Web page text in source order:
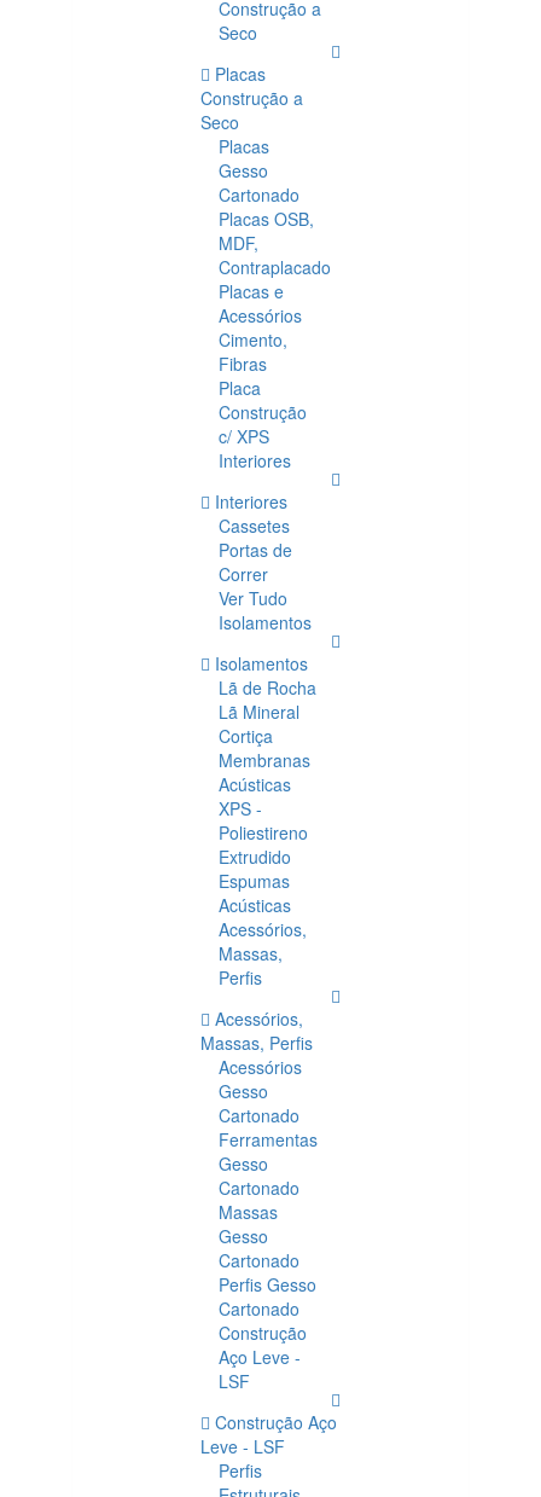
Construção a
Seco
Placas
Construção a
Seco
Placas
Gesso
Cartonado
Placas OSB,
MDF,
Contraplacado
Placas e
Acessórios
Cimento,
Fibras
Placa
Construção
c/ XPS
Interiores
Interiores
Cassetes
Portas de
Correr
Ver Tudo
Isolamentos
Isolamentos
Lã de Rocha
Lã Mineral
Cortiça
Membranas
Acústicas
XPS -
Poliestireno
Extrudido
Espumas
Acústicas
Acessórios,
Massas,
Perfis
Acessórios,
Massas, Perfis
Acessórios
Gesso
Cartonado
Ferramentas
Gesso
Cartonado
Massas
Gesso
Cartonado
Perfis Gesso
Cartonado
Construção
Aço Leve -
LSF
Construção Aço
Leve - LSF
Perfis